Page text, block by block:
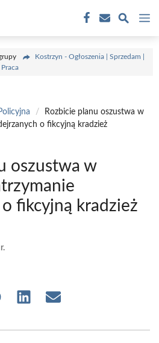
Kostrzyn - Ogłoszenia | Sprzedam |
/
Rozbicie planu oszustwa w
o fikcyjną kradzież
oszustwa w
fikcyjną kradzież
Share Share